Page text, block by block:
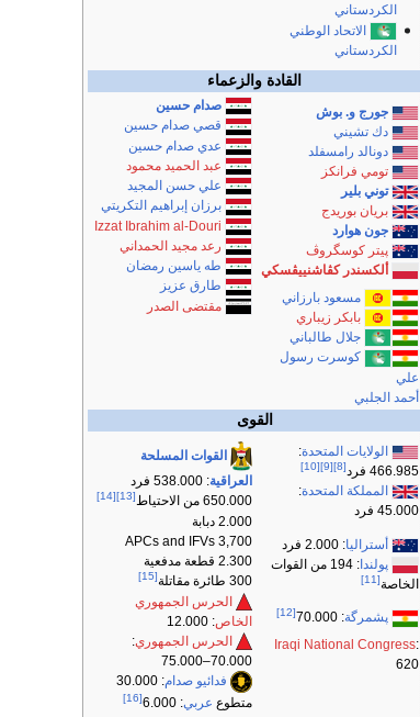
الكردستاني
الاتحاد الوطني
الكردستاني
القادة والزعماء
جورج و. بوش
دك تشيني
دونالد رامسفلد
تومي فرانكز
توني بلير
بريان بوريدج
جون هوارد
پيتر كوسگروڤ
ألكسندر كڤاشنييڤسكي
مسعود بارزاني
بابكر زيباري
جلال طالباني
كوسرت رسول
علي
أحمد الجلبي
صدام حسين
قصي صدام حسين
عدي صدام حسين
عبد الحميد محمود
علي حسن المجيد
برزان إبراهيم التكريتي
Izzat Ibrahim al-Douri
رعد مجيد الحمداني
طه ياسين رمضان
طارق عزيز
مقتضى الصدر
القوى
الولايات المتحدة:
466.985 فرد
[8]
[9]
[10]
المملكة المتحدة:
45.000 فرد
أستراليا: 2.000 فرد
پولندا
: 194 من القوات
الخاصة[11]
پشمرگة: 70.000
[12]
Iraqi National Congress:
620
القوات المسلحة
العراقية: 538.000 فرد
650.000 من الاحتياط
[13]
[14]
2.000 دبابة
3,700 APCs and IFVs
2.300 قطعة مدفعية
300 طائرة مقاتلة
[15]
الحرس الجمهوري
الخاص: 12.000
الحرس الجمهوري:
70.000–75.000
فدائيو صدام: 30.000
متطوع عربي: 6.000
[16]